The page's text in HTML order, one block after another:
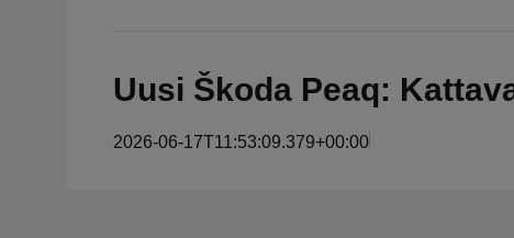
Uusi Škoda Peaq:
2026-06-17T11:53:09.379+00:00